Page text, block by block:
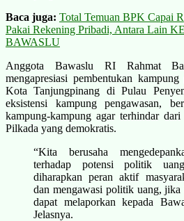
Baca juga: Total Temuan BPK Capai
Pakai Rekening Pribadi, Antara Lain
BAWASLU
Anggota Bawaslu RI Rahmat
mengapresiasi pembentukan
Kota Tanjungpinang di Pulau
eksistensi kampung pengawasan,
kampung-kampung agar terhindar
Pilkada yang demokratis.
“Kita berusaha
terhadap potensi politik
diharapkan peran aktif
dan mengawasi politik uang, jika
dapat melaporkan kepada
Jelasnya.